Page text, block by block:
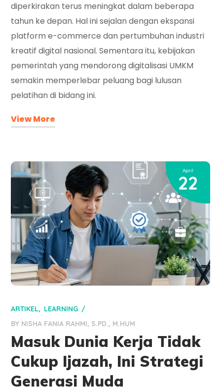
diperkirakan terus meningkat dalam beberapa
tahun ke depan. Hal ini sejalan dengan ekspansi
platform e-commerce dan pertumbuhan industri
kreatif digital nasional. Sementara itu, kebijakan
pemerintah yang mendorong digitalisasi UMKM
semakin memperlebar peluang bagi lulusan
pelatihan di bidang ini.
View More
April
22
ARTIKEL
LEARNING
BY NISHA FANIA RAHMI, S.PD., M.HUM
Masuk Dunia Kerja Tidak
Cukup Ijazah, Ini Strategi
Generasi Muda